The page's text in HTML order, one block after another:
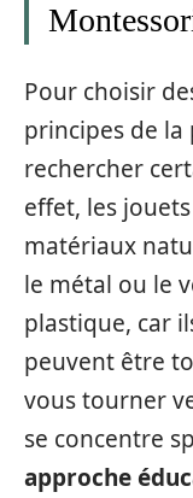
Pour choisir
principes de
rechercher
effet, les
matériaux
le métal ou le
plastique, car
peuvent être
vous tourner
se concentre
approche